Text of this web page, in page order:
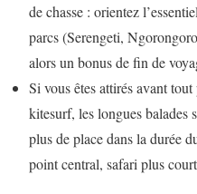
de chasse : orientez
parcs (Serengeti,
alors un bonus de fin de
Si vous êtes attirés avant
kitesurf, les longues balades
plus de place dans la durée
point central, safari plus